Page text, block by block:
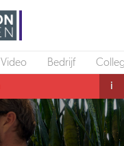
Video Bedrijf
i